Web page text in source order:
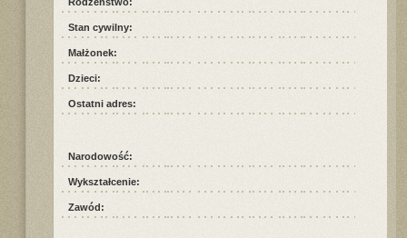
Stan cywilny:
Małżonek:
Dzieci:
Ostatni adres:
Narodowość:
Wykształcenie:
Zawód: